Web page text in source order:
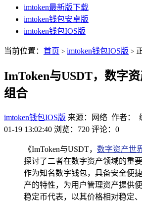
imtoken最新版下载
imtoken钱包安卓版
imtoken钱包IOS版
当前位置： 首页 > imtoken钱包IOS版 >
ImToken与USDT，数字
组合
imtoken钱包IOS版 来源：网络 作者：
01-19 13:02:40 浏览：720 评论：0
《ImToken与USDT， 数字资产世
探讨了二者在数字资产领域的重
作为知名数字钱包，具备安全便
产的特性，为用户管理资产提供
稳定币代表，以其价格相对稳定